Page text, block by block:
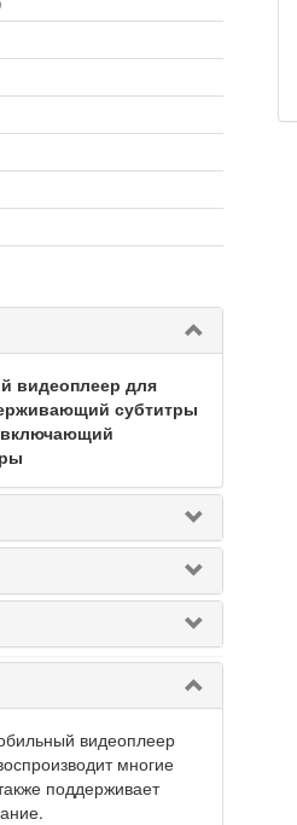
видеоплеер для
субтитры
включающий
видеоплеер
многие
поддерживает